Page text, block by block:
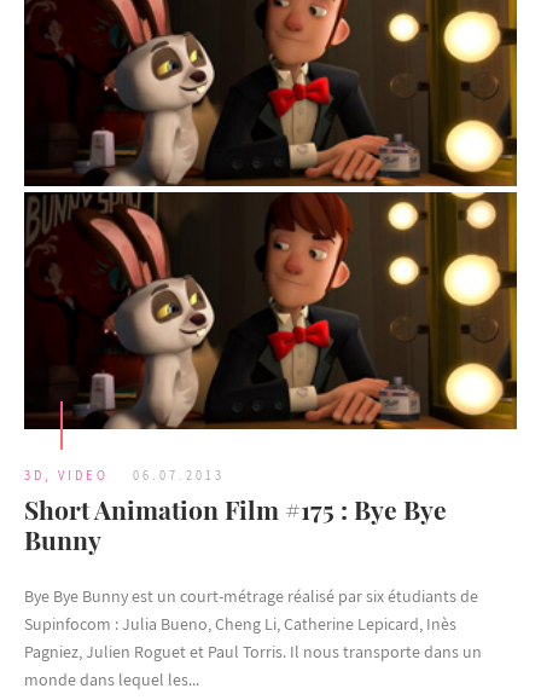
3D , VIDEO 06.07.2013
Short Animation Film #175 : Bye Bye
Bunny
Bye Bye Bunny est un court-métrage réalisé par six étudiants de
Supinfocom : Julia Bueno, Cheng Li, Catherine Lepicard, Inès
Pagniez, Julien Roguet et Paul Torris. Il nous transporte dans un
monde dans lequel les...